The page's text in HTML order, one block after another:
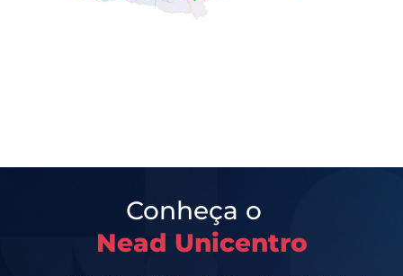
Conheça o
Nead Unicentro